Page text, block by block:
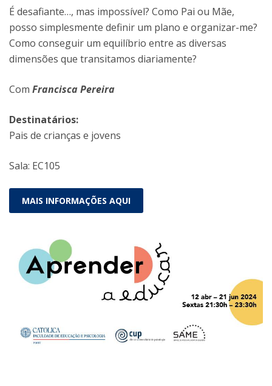
É desafiante…, mas impossível? Como Pai ou Mãe,
posso simplesmente definir um plano e organizar-me?
Como conseguir um equilíbrio entre as diversas
dimensões que transitamos diariamente?
Com Francisca Pereira
Destinatários:
Pais de crianças e jovens
Sala: EC105
MAIS INFORMAÇÕES AQUI